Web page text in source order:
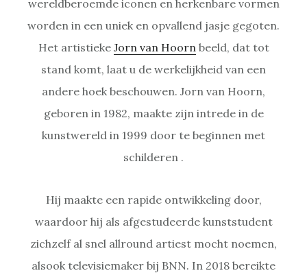
wereldberoemde iconen en herkenbare vormen
worden in een uniek en opvallend jasje gegoten.
Het artistieke Jorn van Hoorn beeld, dat tot
stand komt, laat u de werkelijkheid van een
andere hoek beschouwen. Jorn van Hoorn,
geboren in 1982, maakte zijn intrede in de
kunstwereld in 1999 door te beginnen met
schilderen .
Hij maakte een rapide ontwikkeling door,
waardoor hij als afgestudeerde kunststudent
zichzelf al snel allround artiest mocht noemen,
alsook televisiemaker bij BNN. In 2018 bereikte